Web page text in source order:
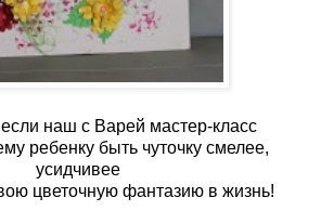
наш с Варей мастер-класс
ребенку быть чуточку смелее,
усидчивее
цветочную фантазию в жизнь!